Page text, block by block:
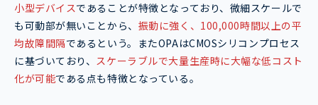
小型デバイスであることが特徴となっており、微細スケールで
も可動部が無いことから、 振動に強く、100,000時間以上の平
均故障間隔であるという。またOPAはCMOSシリコンプロセス
に基づいており、 スケーラブルで大量生産時に大幅な低コスト
化が可能である点も特徴となっている。